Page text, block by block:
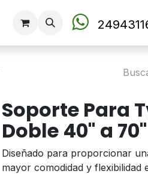
Soporte Para
Doble 40" a 70"
Diseñado para proporcionar
mayor comodidad y flexibilidad